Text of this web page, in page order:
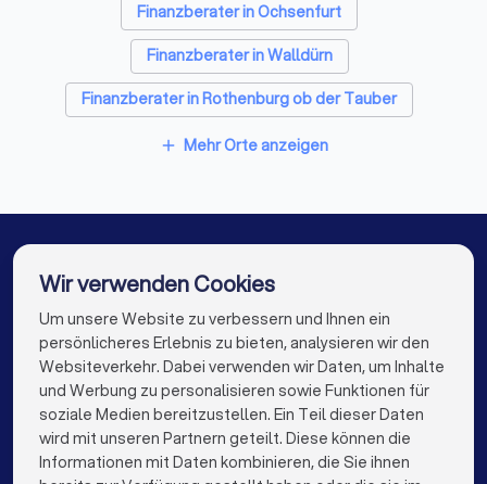
Finanzberater in Ochsenfurt
Finanzberater in Walldürn
Finanzberater in Rothenburg ob der Tauber
Finanzberater in Buchen (Odenwald)
Finanzberater in Öhringen
Finanzberater in Kitzingen
Finanzberater in Berlin
Finanzberater in Hamburg
Finanzberater in München
Finanzberater in Köln
Finanzberater in Frankfurt am Main
add Mehr Orte anzeigen
Die besten Finanzberater für Sie
info@trustlocal.de
Wir verwenden Cookies
Um unsere Website zu verbessern und Ihnen ein
persönlicheres Erlebnis zu bieten, analysieren wir den
Websiteverkehr. Dabei verwenden wir Daten, um Inhalte
und Werbung zu personalisieren sowie Funktionen für
soziale Medien bereitzustellen. Ein Teil dieser Daten
wird mit unseren Partnern geteilt. Diese können die
Informationen mit Daten kombinieren, die Sie ihnen